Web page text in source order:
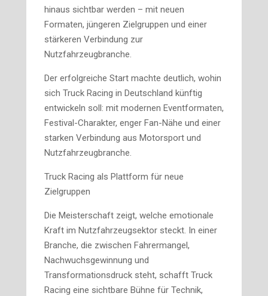
hinaus sichtbar werden – mit neuen
Formaten, jüngeren Zielgruppen und einer
stärkeren Verbindung zur
Nutzfahrzeugbranche.
Der erfolgreiche Start machte deutlich, wohin
sich Truck Racing in Deutschland künftig
entwickeln soll: mit modernen Eventformaten,
Festival-Charakter, enger Fan-Nähe und einer
starken Verbindung aus Motorsport und
Nutzfahrzeugbranche.
Truck Racing als Plattform für neue
Zielgruppen
Die Meisterschaft zeigt, welche emotionale
Kraft im Nutzfahrzeugsektor steckt. In einer
Branche, die zwischen Fahrermangel,
Nachwuchsgewinnung und
Transformationsdruck steht, schafft Truck
Racing eine sichtbare Bühne für Technik,